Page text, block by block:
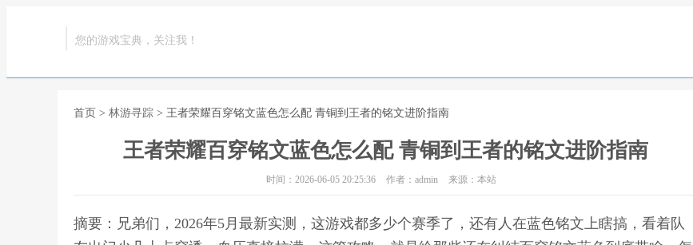
您的游戏宝典，关注我！
首页 > 林游寻踪 > 王者荣耀百穿铭文蓝色怎么配 青铜到王者的铭文进阶指南
王者荣耀百穿铭文蓝色怎么配 青铜到王者的铭文进阶指南
时间：2026-06-05 20:25:36 作者：admin 来源：本站
摘要：兄弟们，2026年5月最新实测，这游戏都多少个赛季了，还有人在蓝色铭文上瞎搞，看着队